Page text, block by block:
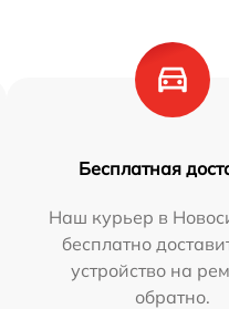
Бесплатная
Наш курьер в
бесплатно
устройство на
обратно.